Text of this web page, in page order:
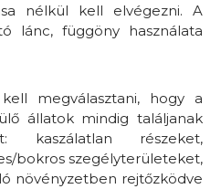
nélkül kell elvégezni. A
lánc, függöny használata
megválasztani, hogy a
állatok mindig találjanak
kaszálatlan részeket,
bokros szegélyterületeket,
növényzetben rejtőzködve